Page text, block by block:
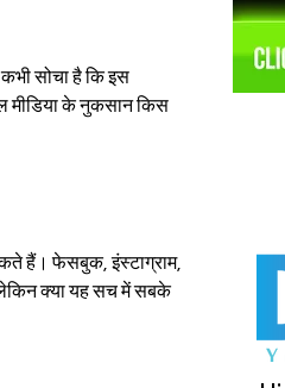
सोचा है कि इस
मीडिया के नुकसान किस
हैं। फेसबुक, इंस्टाग्राम,
लेकिन क्या यह सच में सबके